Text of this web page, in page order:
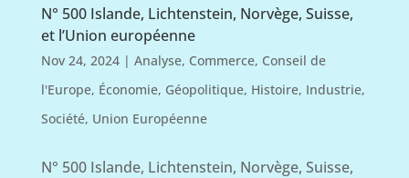
N° 500 Islande, Lichtenstein, Norvège, Suisse,
et l’Union européenne
Nov 24, 2024| Analyse, Commerce, Conseil de
l'Europe, Économie, Géopolitique, Histoire, Industrie,
Société, Union Européenne
N° 500 Islande, Lichtenstein, Norvège, Suisse,